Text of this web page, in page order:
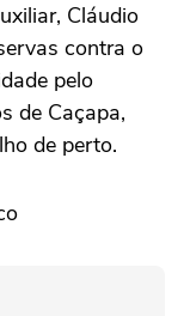
Cláudio
contra o
pelo
de Caçapa,
de perto.